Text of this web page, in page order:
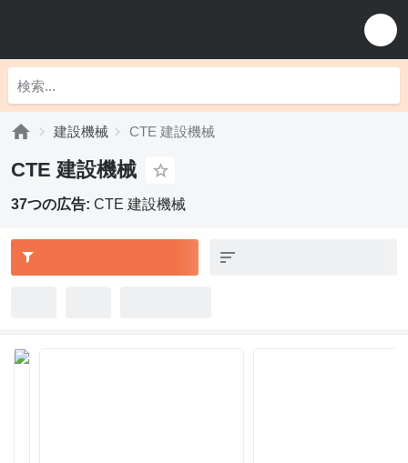
建設機械 CTE 建設機械
CTE 建設機械
37つの広告: CTE 建設機械